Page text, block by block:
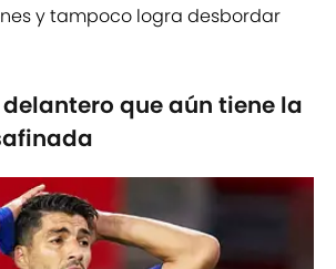
y tampoco logra desbordar
delantero que aún tiene la